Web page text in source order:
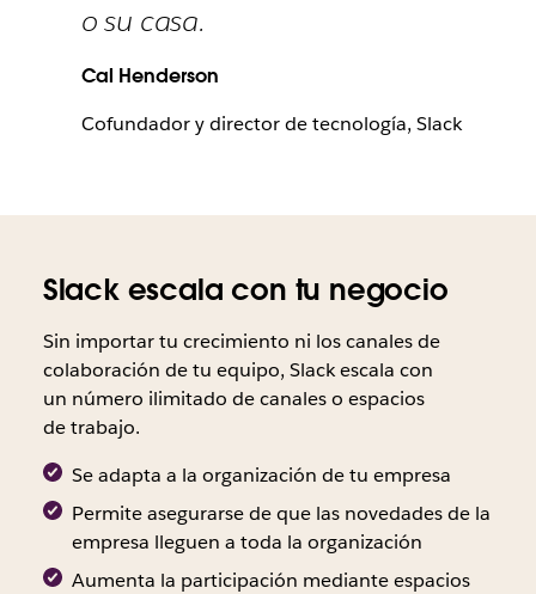
o su casa.
Cal Henderson
Cofundador y director de tecnología, Slack
Slack escala con tu negocio
Sin importar tu crecimiento ni los canales de
colaboración de tu equipo, Slack escala con
un número ilimitado de canales o espacios
de trabajo.
Se adapta a la organización de tu empresa
Permite asegurarse de que las novedades de la
empresa lleguen a toda la organización
Aumenta la participación mediante espacios